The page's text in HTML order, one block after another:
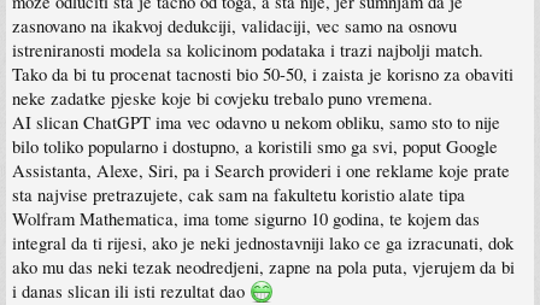
zasnovano na ikakvoj dedukciji, validaciji, vec samo na osnovu
istreniranosti modela sa kolicinom podataka i trazi najbolji match.
Tako da bi tu procenat tacnosti bio 50-50, i zaista je korisno za obaviti
neke zadatke pjeske koje bi covjeku trebalo puno vremena.
AI slican ChatGPT ima vec odavno u nekom obliku, samo sto to nije
bilo toliko popularno i dostupno, a koristili smo ga svi, poput Google
Assistanta, Alexe, Siri, pa i Search provideri i one reklame koje prate
sta najvise pretrazujete, cak sam na fakultetu koristio alate tipa
Wolfram Mathematica, ima tome sigurno 10 godina, te kojem das
integral da ti rijesi, ako je neki jednostavniji lako ce ga izracunati, dok
ako mu das neki tezak neodredjeni, zapne na pola puta, vjerujem da bi
i danas slican ili isti rezultat dao